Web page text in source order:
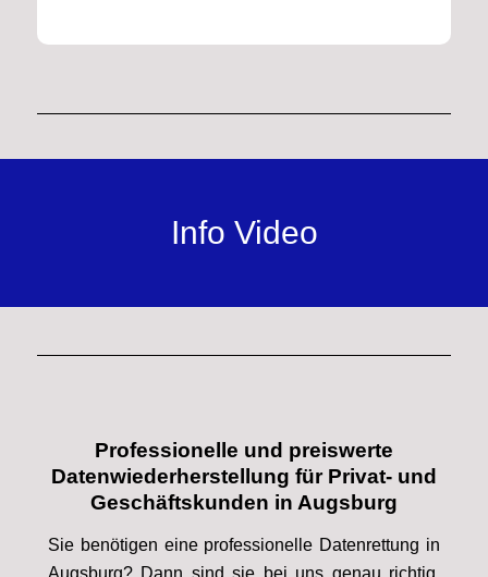
Info Video
Professionelle und preiswerte
Datenwiederherstellung für Privat- und
Geschäftskunden in Augsburg
Sie benötigen eine professionelle Datenrettung in
Augsburg? Dann sind sie bei uns genau richtig,